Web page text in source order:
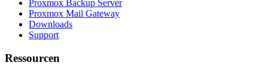
Proxmox Backup Server
Proxmox Mail Gateway
Downloads
Support
Ressourcen